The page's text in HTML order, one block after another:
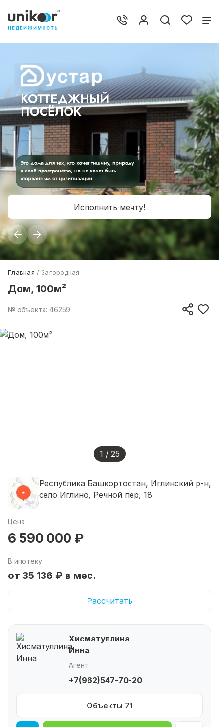
Исполнить мечту!
Главная Загородная
Дом, 100м²
№ объекта: 46259
1 / 25
Республика Башкортостан, Иглинский р-н,
село Иглино, Речной пер, 18
Цена
6 590 000 ₽
В ипотеку
от 35 136 ₽ в мес.
Рассчитать
Хисматуллина
Инна
Агент
+7(962)547-70-20
Объекты 71